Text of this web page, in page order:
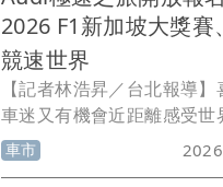
2026 F1新加坡大獎賽
競速世界
【記者林浩昇／台北報導
車迷又有機會近距離感受世
力！台灣奧迪宣布推出「
1 Singapore Grand Prix 新
車市